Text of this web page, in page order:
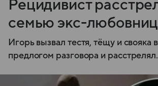
Рецидивист
семью экс-
Игорь вызвал тестя, тёщу и свояка
предлогом разговора и расстрелял.